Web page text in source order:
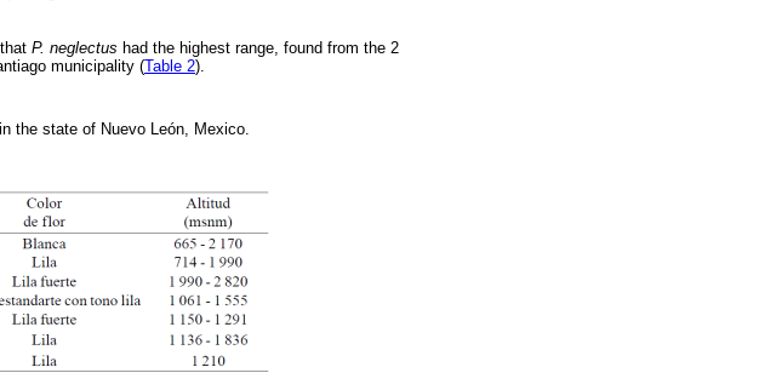
P. neglectus had the highest range, found from the 2
municipality (Table 2).
the state of Nuevo León, Mexico.